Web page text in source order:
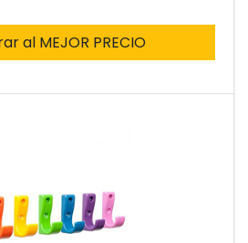
al MEJOR PRECIO